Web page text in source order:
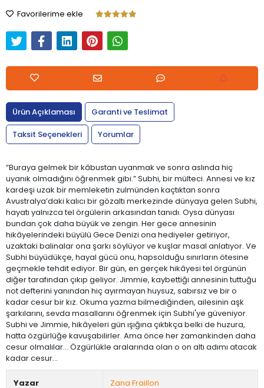
Favorilerime ekle
Ürün Açıklaması
Garanti ve Teslimat
Taksit Seçenekleri
Yorumlar
“Buraya gelmek bir kâbustan uyanmak ve sonra aslında hiç
uyanık olmadığını öğrenmek gibi.” Subhi, bir mülteci. Annesi ve kız
kardeşi uzak bir memleketin zulmünden kaçtıktan sonra
Avustralya’daki kalıcı bir gözaltı merkezinde dünyaya gelen Subhi,
hayatı yalnızca tel örgülerin arkasından tanıdı. Oysa dünyası
bundan çok daha büyük ve zengin. Her gece annesinin
hikâyelerindeki büyülü Gece Denizi ona hediyeler getiriyor,
uzaktaki balinalar ona şarkı söylüyor ve kuşlar masal anlatıyor. Ve
Subhi büyüdükçe, hayal gücü onu, hapsolduğu sınırların ötesine
geçmekle tehdit ediyor. Bir gün, en gerçek hikâyesi tel örgünün
diğer tarafından çıkıp geliyor. Jimmie, kaybettiği annesinin tuttuğu
not defterini yanından hiç ayırmayan huysuz, sabırsız ve bir o
kadar cesur bir kız. Okuma yazma bilmediğinden, ailesinin aşk
şarkılarını, sevda masallarını öğrenmek için Subhi'ye güveniyor.
Subhi ve Jimmie, hikâyeleri gün ışığına çıktıkça belki de huzura,
hatta özgürlüğe kavuşabilirler. Ama önce her zamankinden daha
cesur olmalılar… Özgürlükle aralarında olan o on altı adımı atacak
kadar cesur...
Yazar Zana Fraillon